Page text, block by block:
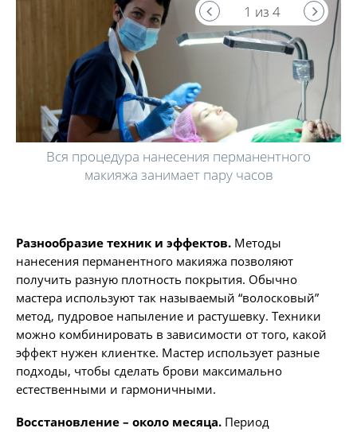
Вся процедура нанесения перманентного
макияжа занимает пару часов
1 из 4
Разнообразие техник и эффектов. Методы
нанесения перманентного макияжа позволяют
получить разную плотность покрытия. Обычно
мастера используют так называемый “волосковый”
метод, пудровое напыление и растушевку. Техники
можно комбинировать в зависимости от того, какой
эффект нужен клиентке. Мастер использует разные
подходы, чтобы сделать брови максимально
естественными и гармоничными.
Восстановление – около месяца. Период